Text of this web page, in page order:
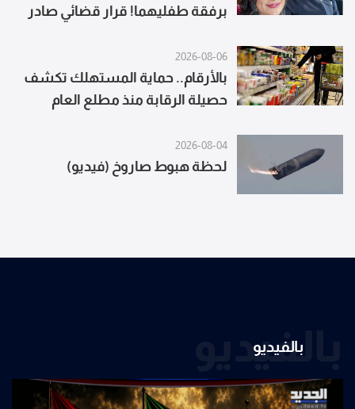
برفقة طفليهما! قرار قضائي صادر
2026-08-06
بالأرقام.. حماية المستهلك تكشف
حصيلة الرقابة منذ مطلع العام
2026-08-04
لحظة هبوط صاروخ (فيديو)
بالفيديو
بالفيديو